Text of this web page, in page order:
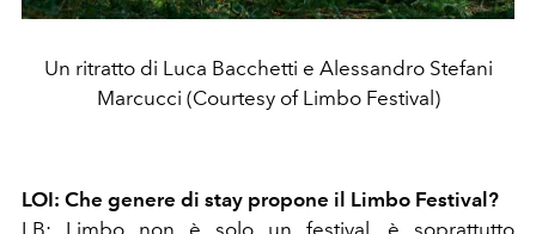
Un ritratto di Luca Bacchetti e Alessandro Stefani
Marcucci (Courtesy of Limbo Festival)
LOI: Che genere di stay propone il Limbo Festival?
LB: Limbo non è solo un festival, è soprattutto